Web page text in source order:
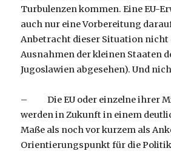
Turbulenzen kommen. Eine EU-
auch nur eine Vorbereitung
Anbetracht dieser Situation nicht
Ausnahmen der kleinen Staaten
Jugoslawien abgesehen). Und
– Die EU oder einzelne ihrer
werden in Zukunft in einem
Maße als noch vor kurzem als
Orientierungspunkt für die